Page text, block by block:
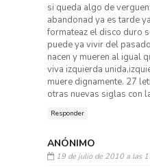
si queda algo de
abandonad ya es tarde
formateaz el disco duro
puede ya vivir del
nacen y mueren al igual
viva izquierda
muere dignamente. 27
otras nuevas siglas con
Responder
ANÓNIMO
19 de julio de 2010 a las